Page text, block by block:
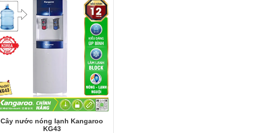
Cây nước nóng lạnh Kangaroo
KG43